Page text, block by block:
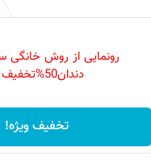
رونمایی از روش خانگی
دندان50%تخفیف🔥
تخفیف ویژه!